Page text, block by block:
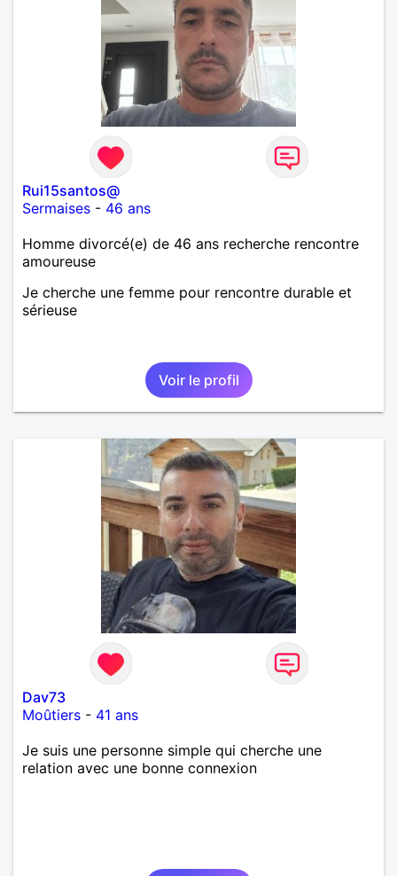
Rui15santos@
Sermaises - 46 ans
Homme divorcé(e) de 46 ans recherche rencontre
amoureuse
Je cherche une femme pour rencontre durable et
sérieuse
Voir le profil
Dav73
Moûtiers - 41 ans
Je suis une personne simple qui cherche une
relation avec une bonne connexion